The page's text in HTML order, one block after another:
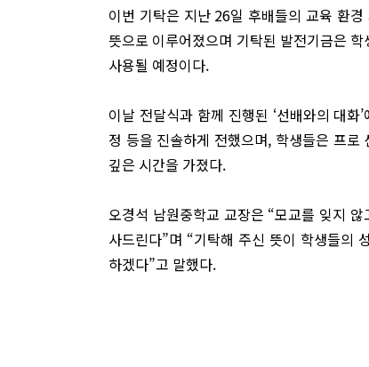
이번 기탁은 지난 26일 후배들의 교육 환
뜻으로 이루어졌으며 기탁된 발전기금은
사용될 예정이다.
이날 전달식과 함께 진행된 ‘선배와의 대
정 등을 진솔하게 전했으며, 학생들은 프
깊은 시간을 가졌다.
오경석 남원중학교 교장은 “모교를 잊지
사드린다”며 “기탁해 주신 뜻이 학생들의
하겠다”고 말했다.